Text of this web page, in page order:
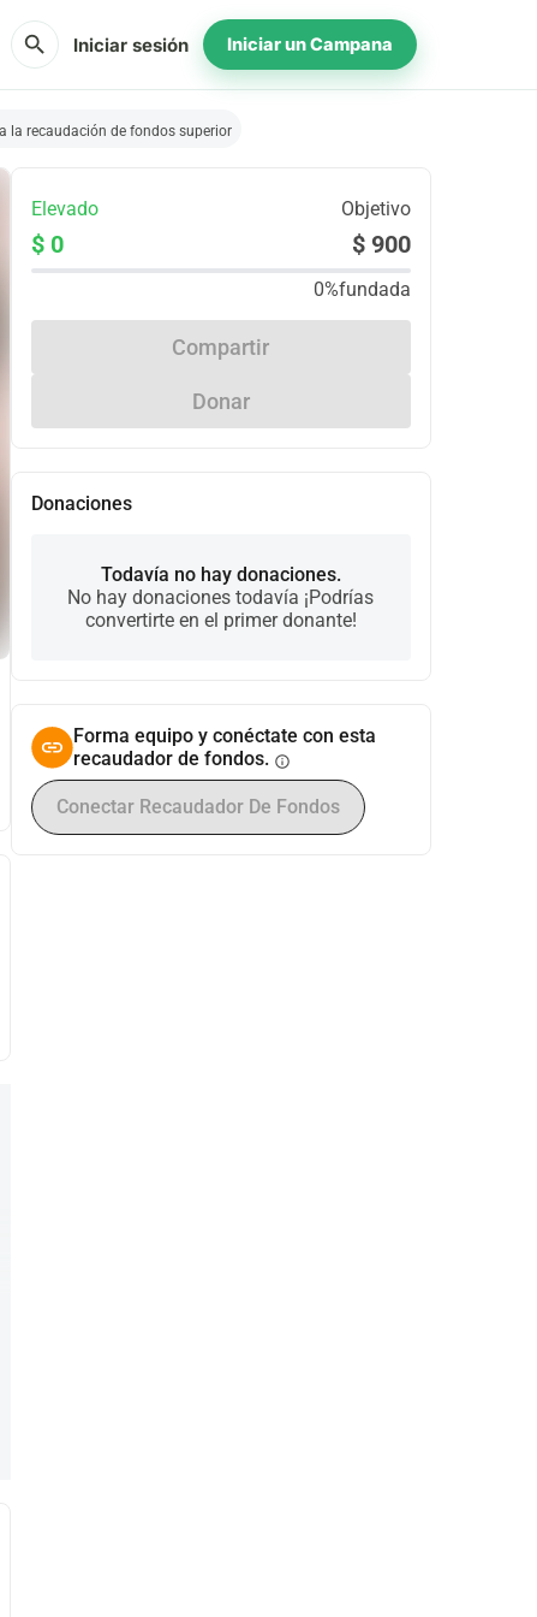
search Iniciar sesión Iniciar un Campana
la recaudación de fondos superior
Elevado Objetivo
$ 0 $ 900
0%fundada
Compartir
Donar
Donaciones
Todavía no hay donaciones.
No hay donaciones todavía ¡Podrías
convertirte en el primer donante!
Forma equipo y conéctate con esta
recaudador de fondos. info
Conectar Recaudador De Fondos